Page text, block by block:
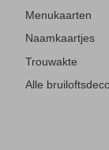
Menukaarten
Naamkaartjes
Trouwakte
Alle